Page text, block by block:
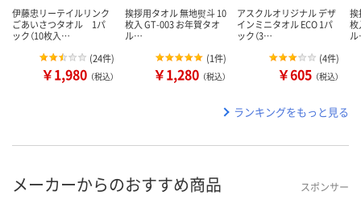
伊藤忠リーテイルリンク
ごあいさつタオル 1パ
ック（10枚入…
(24件)
￥1,980 （税込）
挨拶用タオル 無地熨斗 10
枚入 GT-003 お年賀タオ
ル…
(1件)
￥1,280 （税込）
アスクルオリジナル デザ
インミニタオル ECO 1パ
ック（3…
(4件)
￥605 （税込）
挨
枚
ランキングをもっと見る
メーカーからのおすすめ商品 スポンサー